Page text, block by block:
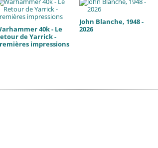
40k - Le
de Yarrick -
impressions
John Blanche, 1948 -
2026